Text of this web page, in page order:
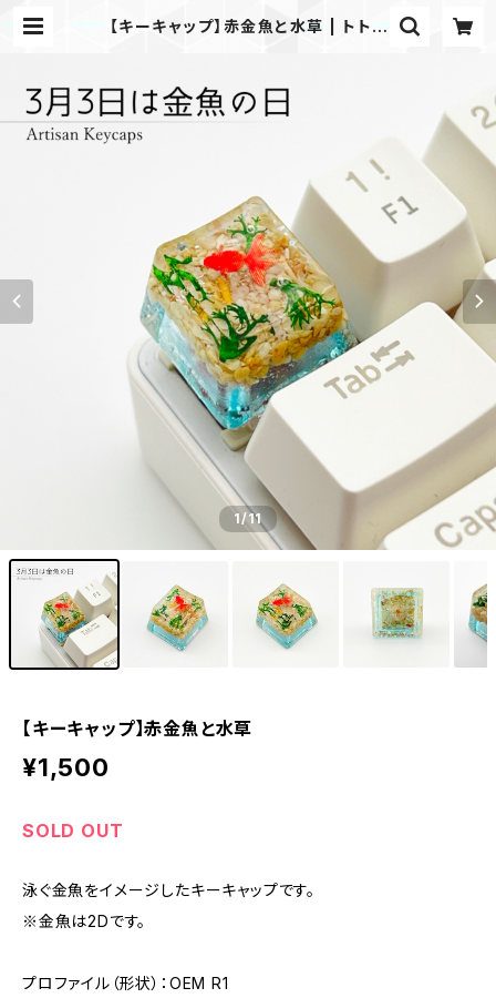
【キーキャップ】赤金魚と水草 | トトリ
1/11
【キーキャップ】赤金魚と水草
¥1,500
SOLD OUT
泳ぐ金魚をイメージしたキーキャップです。
※金魚は2Dです。
プロファイル（形状）：OEM R1